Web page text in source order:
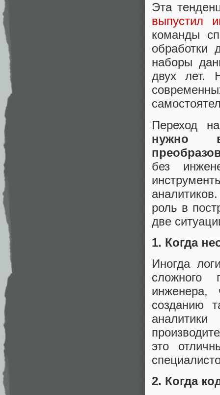
Эта
выпустил
команды
обработки
наборы
двух лет.
Переход
нужно
без
роль в
две
1. Когда
Иногда
сложного
созданию
это
2. Когда